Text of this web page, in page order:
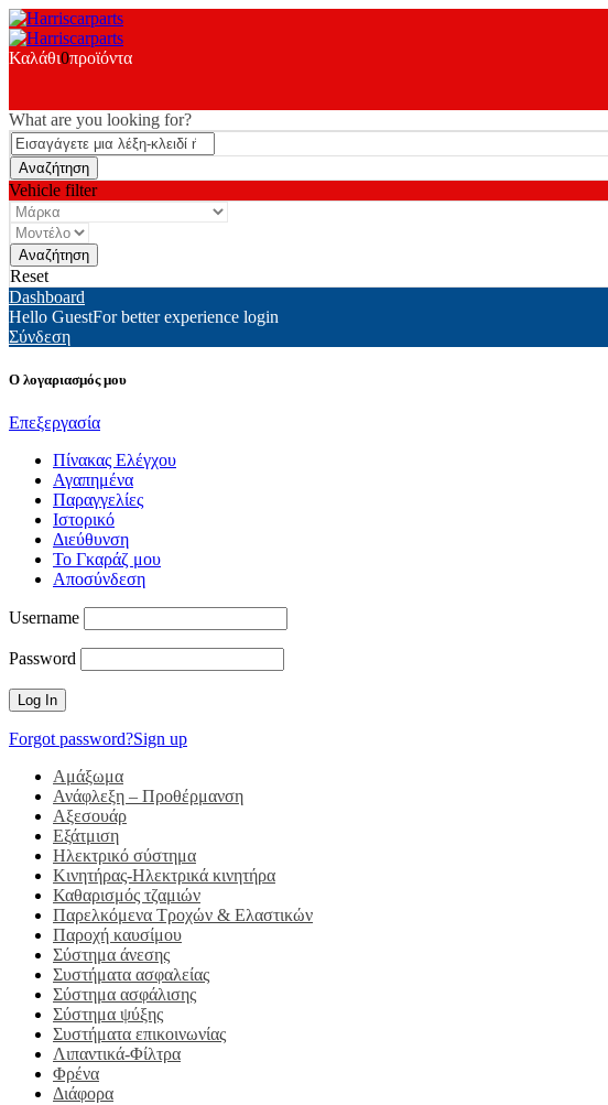
Καλάθι0προϊόντα
What are you looking for?
Vehicle filter
Reset
Dashboard
Hello GuestFor better experience login
Σύνδεση
Ο λογαριασμός μου
Επεξεργασία
Πίνακας Ελέγχου
Αγαπημένα
Παραγγελίες
Ιστορικό
Διεύθυνση
Το Γκαράζ μου
Αποσύνδεση
Username
Password
Forgot password?Sign up
Αμάξωμα
Ανάφλεξη – Προθέρμανση
Αξεσουάρ
Εξάτμιση
Ηλεκτρικό σύστημα
Κινητήρας-Ηλεκτρικά κινητήρα
Καθαρισμός τζαμιών
Παρελκόμενα Τροχών & Ελαστικών
Παροχή καυσίμου
Σύστημα άνεσης
Συστήματα ασφαλείας
Σύστημα ασφάλισης
Σύστημα ψύξης
Συστήματα επικοινωνίας
Λιπαντικά-Φίλτρα
Φρένα
Διάφορα